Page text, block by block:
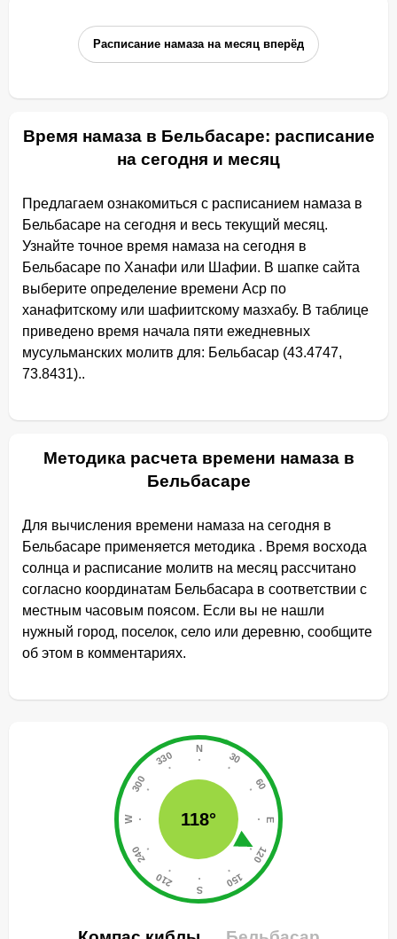
Расписание намаза на месяц вперёд
Время намаза в Бельбасаре: расписание
на сегодня и месяц
Предлагаем ознакомиться с расписанием намаза в
Бельбасаре на сегодня и весь текущий месяц.
Узнайте точное время намаза на сегодня в
Бельбасаре по Ханафи или Шафии. В шапке сайта
выберите определение времени Аср по
ханафитскому или шафиитскому мазхабу. В таблице
приведено время начала пяти ежедневных
мусульманских молитв для: Бельбасар (43.4747,
73.8431)..
Методика расчета времени намаза в
Бельбасаре
Для вычисления времени намаза на сегодня в
Бельбасаре применяется методика . Время восхода
солнца и расписание молитв на месяц рассчитано
согласно координатам Бельбасара в соответствии с
местным часовым поясом. Если вы не нашли
нужный город, поселок, село или деревню, сообщите
об этом в комментариях.
118°